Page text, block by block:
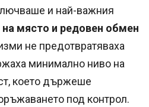
и най-важния
на място и редовен обмен
не предотвратяваха
минимално ниво на
което държеше
под контрол.